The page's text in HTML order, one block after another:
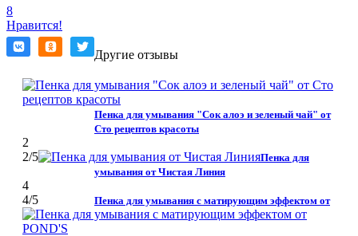
8
Нравится!
Другие отзывы
Пенка для умывания "Сок алоэ и зеленый чай" от
Сто рецептов красоты
2
2/5
Пенка для
умывания от Чистая Линия
4
4/5 Пенка для умывания с матирующим эффектом от